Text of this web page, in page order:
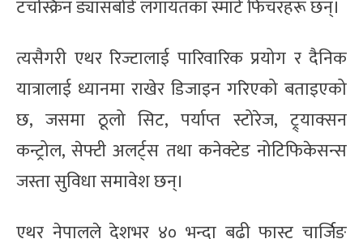
टचस्क्रिन ड्यासबोर्ड लगायतका स्मार्ट फिचरहरू छन्।
त्यसैगरी एथर रिज्टालाई पारिवारिक प्रयोग र दैनिक
यात्रालाई ध्यानमा राखेर डिजाइन गरिएको बताइएको
छ, जसमा ठूलो सिट, पर्याप्त स्टोरेज, ट्र्याक्सन
कन्ट्रोल, सेफ्टी अलर्ट्स तथा कनेक्टेड नोटिफिकेसन्स
जस्ता सुविधा समावेश छन्।
एथर नेपालले देशभर ४० भन्दा बढी फास्ट चार्जिङ